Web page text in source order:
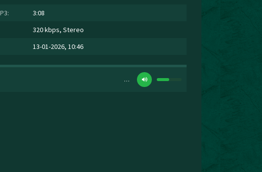
3:08
320 kbps, Stereo
13-01-2026, 10:46
…